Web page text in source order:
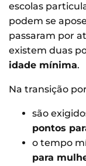
escolas
podem se
passaram por
existem duas
idade mínima.
Na transição
são
pontos
o tempo
para